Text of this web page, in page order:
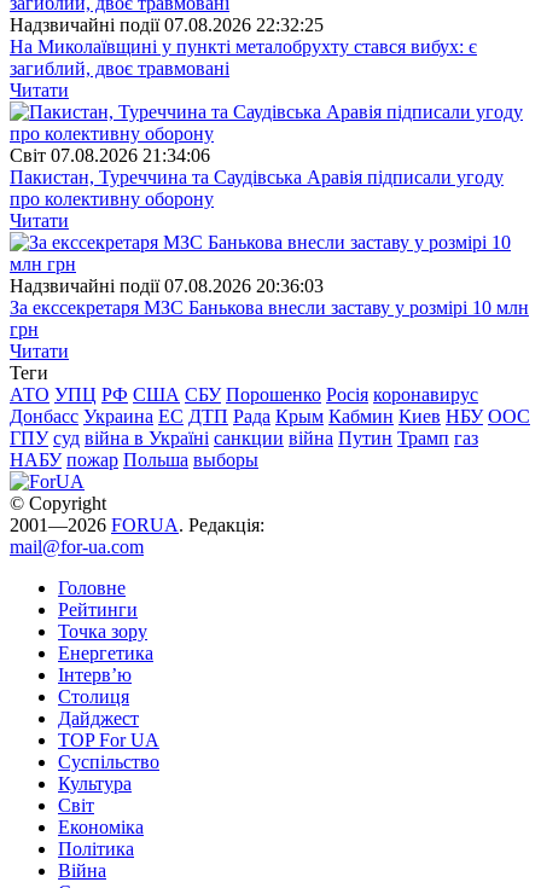
Надзвичайні події 07.08.2026 22:32:25
На Миколаївщині у пункті металобрухту стався вибух: є
загиблий, двоє травмовані
Читати
Свiт 07.08.2026 21:34:06
Пакистан, Туреччина та Саудівська Аравія підписали угоду
про колективну оборону
Читати
Надзвичайні події 07.08.2026 20:36:03
За екссекретаря МЗС Банькова внесли заставу у розмірі 10 млн
грн
Читати
Теги
АТО УПЦ РФ США СБУ Порошенко Росія коронавирус
Донбасс Украина ЕС ДТП Рада Крым Кабмин Киев НБУ ООС
ГПУ суд війна в Україні санкции війна Путин Трамп газ
НАБУ пожар Польша выборы
© Copyright
2001—2026 FORUA. Редакція:
mail@for-ua.com
Головне
Рейтинги
Точка зору
Енергетика
Інтерв’ю
Столиця
Дайджест
TOP For UA
Суспiльство
Культура
Світ
Економіка
Політика
Війна